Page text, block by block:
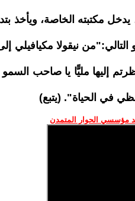
مكتبته الخاصة، ويأخذ
نيقولا مكيافيلي إلى
إليها مليًّا يا صاحب
في الحياة". (يتبع)
مؤسسي الحوار المتمدن